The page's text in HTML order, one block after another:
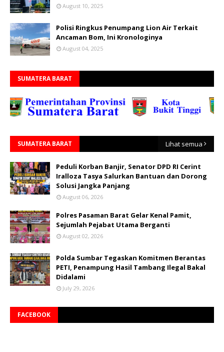
August 10, 2025
Polisi Ringkus Penumpang Lion Air Terkait
Ancaman Bom, Ini Kronologinya
August 04, 2025
SUMATERA BARAT
SUMATERA BARAT Lihat semua
Peduli Korban Banjir, Senator DPD RI Cerint
Iralloza Tasya Salurkan Bantuan dan Dorong
Solusi Jangka Panjang
August 06, 2026
Polres Pasaman Barat Gelar Kenal Pamit,
Sejumlah Pejabat Utama Berganti
August 02, 2026
Polda Sumbar Tegaskan Komitmen Berantas
PETI, Penampung Hasil Tambang Ilegal Bakal
Didalami
July 29, 2026
FACEBOOK